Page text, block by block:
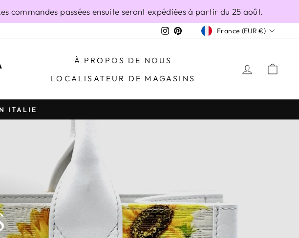
commandes passées ensuite seront expédiées à partir du 25 août.
Instagram
PinterestDEVISE
France (EUR €)
À PROPOS DE NOUS
LOCALISATEUR DE MAGASINS
SE
ITALIE